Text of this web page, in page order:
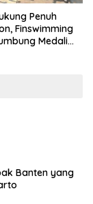
Penuh
Finswimming
Medali
Banten yang